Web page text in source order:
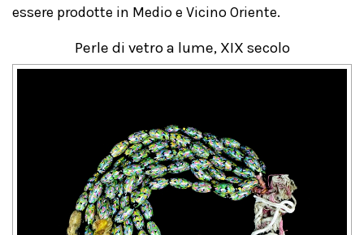
essere prodotte in Medio e Vicino Oriente.
Perle di vetro a lume, XIX secolo